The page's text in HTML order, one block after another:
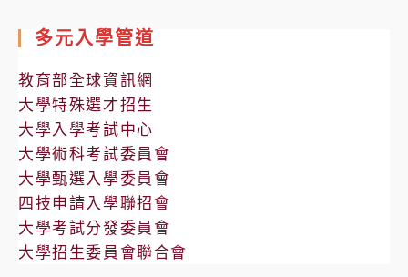
多元入學管道
教育部全球資訊網
大學特殊選才招生
大學入學考試中心
大學術科考試委員會
大學甄選入學委員會
四技申請入學聯招會
大學考試分發委員會
大學招生委員會聯合會